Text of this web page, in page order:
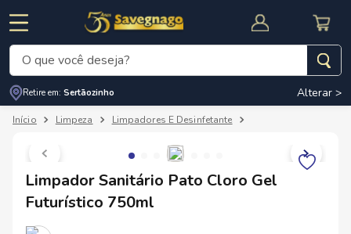
CUPOM DE DESCONTO
O que você deseja?
Retire em: Sertãozinho Alterar >
Limpeza Limpadores E Desinfetante
Limpador Sanitário Pato Cloro Gel
Futurístico 750ml
Termos mais buscados
cafe
3º
cerveja